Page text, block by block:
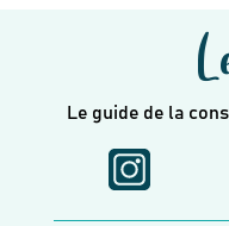
Le guide de la